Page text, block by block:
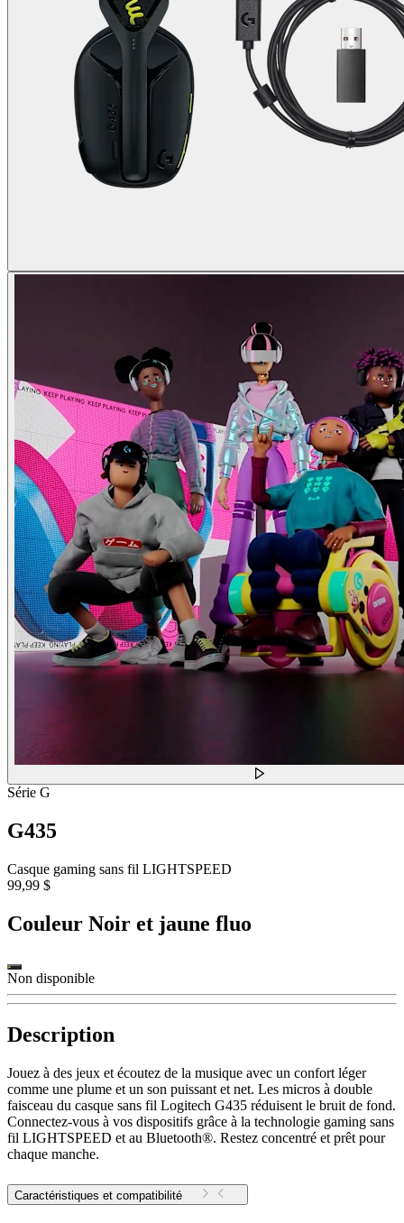
Série G
G435
Casque gaming sans fil LIGHTSPEED
99,99 $
Couleur Noir et jaune fluo
Non disponible
Description
Jouez à des jeux et écoutez de la musique avec un confort léger
comme une plume et un son puissant et net. Les micros à double
faisceau du casque sans fil Logitech G435 réduisent le bruit de fond.
Connectez-vous à vos dispositifs grâce à la technologie gaming sans
fil LIGHTSPEED et au Bluetooth®. Restez concentré et prêt pour
chaque manche.
Caractéristiques et compatibilité